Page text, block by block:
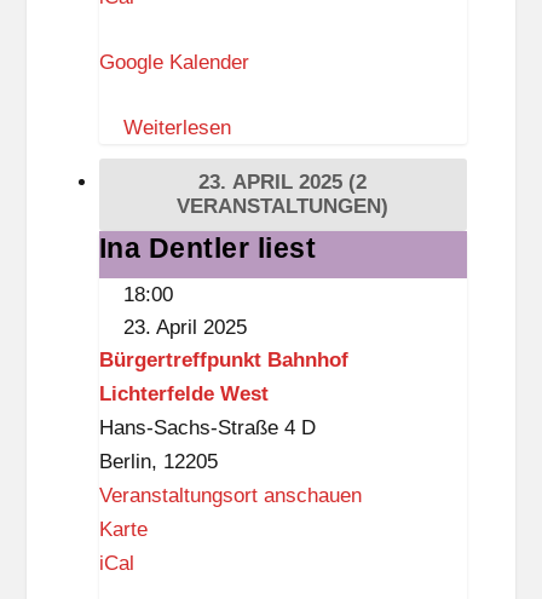
h
a
r
c
a
f
t
s
h
a
u
s
Google Kalender
Weiterlesen
23. APRIL 2025 (2
VERANSTALTUNGEN)
Ina
Dentler
liest
Ina Dentler liest
18:00
23. April 2025
Bürgertreffpunkt Bahnhof
Lichterfelde West
Hans-Sachs-Straße 4 D
Berlin, 12205
Veranstaltungsort anschauen
KarteB
iCal